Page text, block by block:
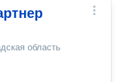
область